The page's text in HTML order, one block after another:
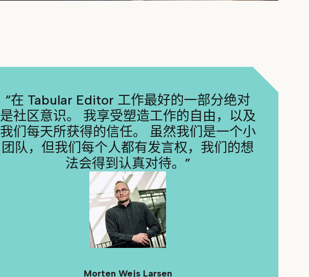
“在 Tabular Editor 工作最好的一部分绝对
是社区意识。 我享受塑造工作的自由，以及
我们每天所获得的信任。 虽然我们是一个小
团队，但我们每个人都有发言权，我们的想
法会得到认真对待。”
Morten Wejs Larsen